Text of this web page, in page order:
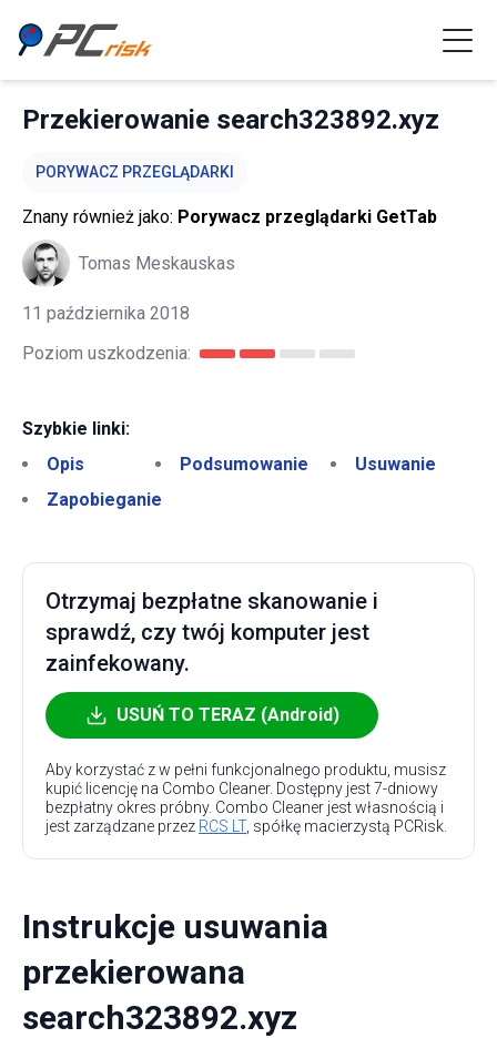
Przekierowanie search323892.xyz
PORYWACZ PRZEGLĄDARKI
Znany również jako: Porywacz przeglądarki GetTab
Tomas Meskauskas
11 października 2018
Poziom uszkodzenia:
Szybkie linki:
Opis
Podsumowanie
Usuwanie
Zapobieganie
Otrzymaj bezpłatne skanowanie i
sprawdź, czy twój komputer jest
zainfekowany.
USUŃ TO TERAZ (Android)
Aby korzystać z w pełni funkcjonalnego produktu, musisz
kupić licencję na Combo Cleaner. Dostępny jest 7-dniowy
bezpłatny okres próbny. Combo Cleaner jest własnością i
jest zarządzane przez RCS LT, spółkę macierzystą PCRisk.
Instrukcje usuwania
przekierowana
search323892.xyz